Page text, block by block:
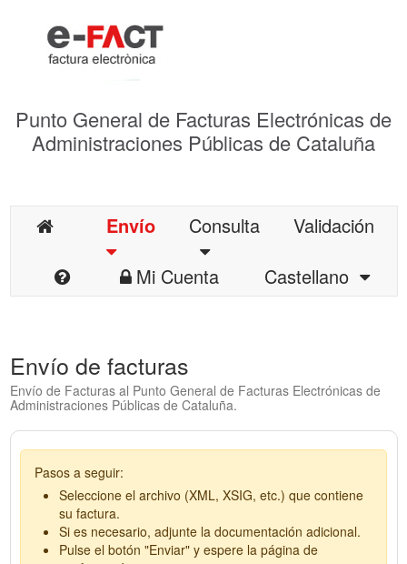
Punto General de Facturas Electrónicas de
Administraciones Públicas de Cataluña
Envío Consulta
Validación
Mi Cuenta
Castellano
Envío de facturas
Envío de Facturas al Punto General de Facturas Electrónicas de
Administraciones Públicas de Cataluña.
Pasos a seguir:
Seleccione el archivo (XML, XSIG, etc.) que contiene
su factura.
Si es necesario, adjunte la documentación adicional.
Pulse el botón "Enviar" y espere la página de